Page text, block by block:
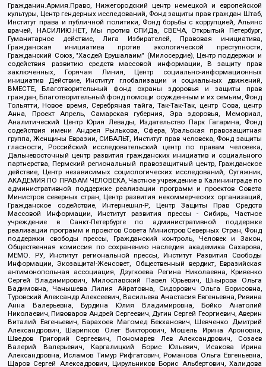
Гражданин.Армия.Право, Нижегородский центр немецкой и европейской
культуры, Центр гендерных исследований, Фонд защиты прав граждан Штаб,
Институт права и публичной политики, Фонд борьбы с коррупцией, Альянс
врачей, НАСИЛИЮ.НЕТ, Мы против СПИДа, СВЕЧА, Открытый Петербург,
Гуманитарное действие, Лига Избирателей, Правовая инициатива,
Гражданская инициатива против экологической преступности,
Гражданский Союз, "Хасдей Ерушалаим" (Милосердие), Центр поддержки и
содействия развитию средств массовой информации, В защиту прав
заключенных, Горячая Линия, Центр социально-информационных
инициатив Действие, Институт глобализации и социальных движений,
ВМЕСТЕ, Благотворительный фонд охраны здоровья и защиты прав
граждан, Благотворительный фонд помощи осужденным и их семьям, Фонд
Тольятти, Новое время, Серебряная тайга, Так-Так-Так, центр Сова, центр
Анна, Проект Апрель, Самарская губерния, Эра здоровья, Мемориал,
Аналитический Центр Юрия Левады, Издательство Парк Гагарина, Фонд
содействия имени Андрея Рылькова, Сфера, Уральская правозащитная
группа, Женщины Евразии, СИБАЛЬТ, Институт прав человека, Фонд защиты
гласности, Российский исследовательский центр по правам человека,
Дальневосточный центр развития гражданских инициатив и социального
партнерства, Пермский региональный правозащитный центр, Гражданское
действие, Центр независимых социологических исследований, Сутяжник,
АКАДЕМИЯ ПО ПРАВАМ ЧЕЛОВЕКА, Частное учреждение в Калининграде по
административной поддержке реализации программ и проектов Совета
Министров северных стран, Центр развития некоммерческих организаций,
Гражданское содействие, Интернешнл-Р, Центр Защиты Прав Средств
Массовой Информации, Институт развития прессы - Сибирь, Частное
учреждение в Санкт-Петербурге по административной поддержке
реализации программ и проектов Совета Министров Северных Стран, Фонд
поддержки свободы прессы, Гражданский контроль, Человек и Закон,
Общественная комиссия по сохранению наследия академика Сахарова,
МЕМО. РУ, Институт региональной прессы, Институт Развития Свободы
Информации, Экозащита!-Женсовет, Общественный вердикт, Евразийская
антимонопольная ассоциация, Дзугкоева Регина Николаевна, Кривенко
Сергей Владимирович, Милославский Павел Юрьевич, Шнырова Ольга
Вадимовна, Чанышева Лилия Айратовна, Сидорович Ольга Борисовна,
Туровский Александр Алексеевич, Васильева Анастасия Евгеньевна, Ривина
Анна Валерьевна, Бурдина Юлия Владимировна, Бойко Анатолий
Николаевич, Пивоваров Андрей Сергеевич, Дугин Сергей Георгиевич, Аверин
Виталий Евгеньевич, Барахоев Магомед Бекханович, Шевченко Дмитрий
Александрович, Шарипков Олег Викторович, Мошель Ирина Ароновна,
Шведов Григорий Сергеевич, Пономарев Лев Александрович, Созаев
Валерий Валерьевич, Каргалицкий Борис Юльевич, Исакова Ирина
Александровна, Исламов Тимур Рифгатович, Романова Ольга Евгеньевна,
Щаров Сергей Алексадрович, Цирульников Борис Альбертович, Халидова